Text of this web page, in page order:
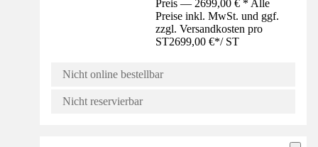
Preis — 2699,00 € * Alle
Preise inkl. MwSt. und ggf.
zzgl. Versandkosten pro
ST2699,00 €*/ ST
Nicht online bestellbar
Nicht reservierbar